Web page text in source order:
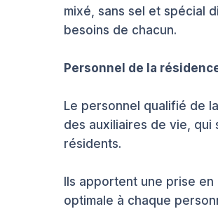
mixé, sans sel et spécial
besoins de chacun.
Personnel de la
Le personnel qualifié de
des auxiliaires de vie,
résidents.
Ils apportent une prise
optimale à chaque